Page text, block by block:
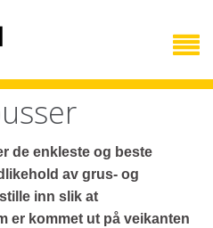
de enkleste og beste
av grus- og
inn slik at
er kommet ut på veikanten